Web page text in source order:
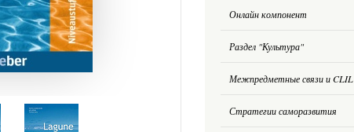
Онлайн компонент
Раздел "Культура"
Межпредметные связи и CLIL
Стратегии саморазвития